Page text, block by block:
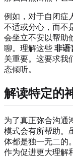
例如，对于自闭症
不适或分心，而不
会坐立不安以帮助
聊。理解这些 非语
关重要。这要求我
态倾听。
解读特定的
为了真正弥合沟通
模式会有所帮助。
体都是独一无二的
作为促进更大理解